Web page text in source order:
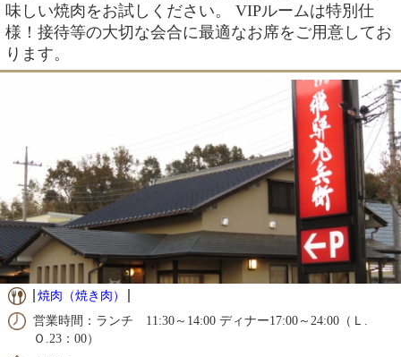
味しい焼肉をお試しください。 VIPルームは特別仕
様！接待等の大切な会合に最適なお席をご用意してお
ります。
焼肉（焼き肉）
営業時間：ランチ 11:30～14:00 ディナー17:00～24:00（Ｌ.
Ｏ.23：00）